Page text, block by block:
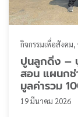
กิจกรรมเพื่อสังคม
ปูนลูกดิ่ง –
สอน แผนกช่
มูลค่ารวม
19 มีนาคม 2026